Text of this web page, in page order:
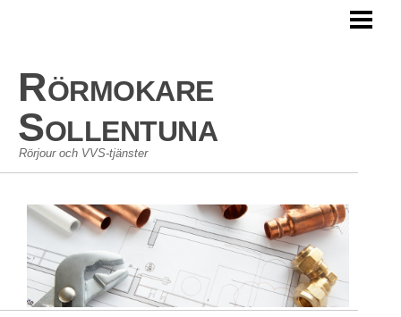
JOUR
Rörmokare
Sollentuna
Rörjour och VVS-tjänster